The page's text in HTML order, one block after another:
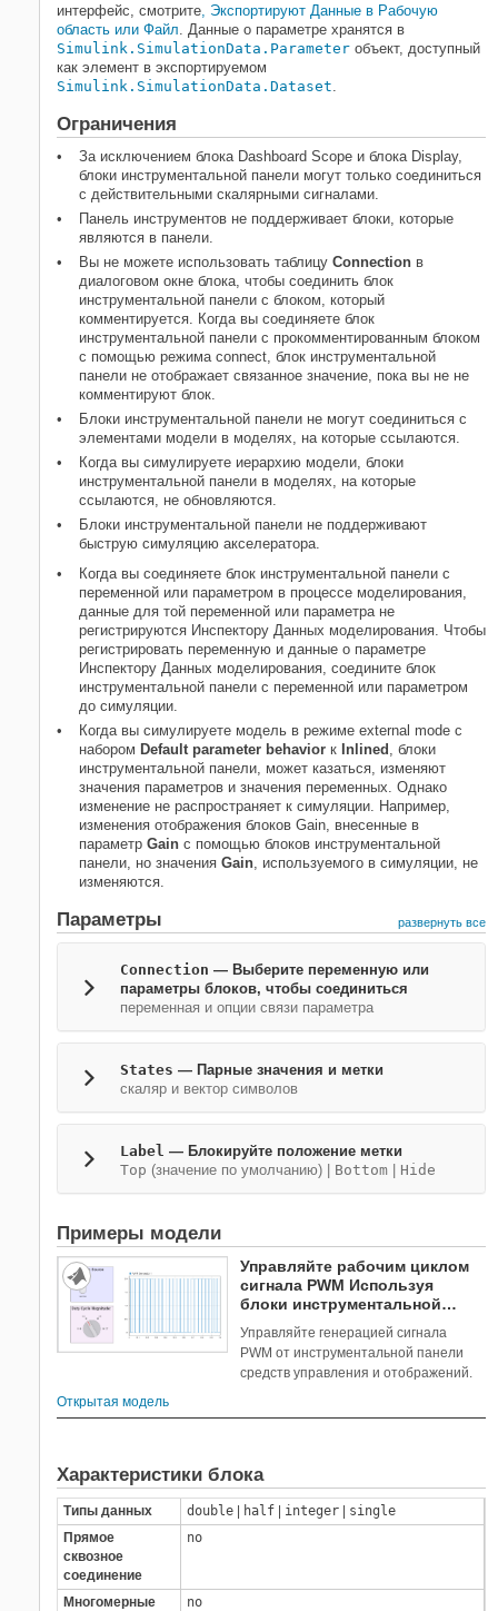
интерфейс, смотрите , Экспортируют Данные в Рабочую
область или Файл . Данные о параметре хранятся в
Simulink.SimulationData.Parameter объект, доступный
как элемент в экспортируемом
Simulink.SimulationData.Dataset
Ограничения
За исключением блока Dashboard Scope и блока Display,
блоки инструментальной панели могут только соединиться
с действительными скалярными сигналами.
Панель инструментов не поддерживает блоки, которые
являются в панели.
Вы не можете использовать таблицу Connection в
диалоговом окне блока, чтобы соединить блок
инструментальной панели с блоком, который
комментируется. Когда вы соединяете блок
инструментальной панели с прокомментированным блоком
с помощью режима connect, блок инструментальной
панели не отображает связанное значение, пока вы не не
комментируют блок.
Блоки инструментальной панели не могут соединиться с
элементами модели в моделях, на которые ссылаются.
Когда вы симулируете иерархию модели, блоки
инструментальной панели в моделях, на которые
ссылаются, не обновляются.
Блоки инструментальной панели не поддерживают
быструю симуляцию акселератора.
Когда вы соединяете блок инструментальной панели с
переменной или параметром в процессе моделирования,
данные для той переменной или параметра не
регистрируются Инспектору Данных моделирования. Чтобы
регистрировать переменную и данные о параметре
Инспектору Данных моделирования, соедините блок
инструментальной панели с переменной или параметром
до симуляции.
Когда вы симулируете модель в режиме external mode с
набором Default parameter behavior к Inlined , блоки
инструментальной панели, может казаться, изменяют
значения параметров и значения переменных. Однако
изменение не распространяет к симуляции. Например,
изменения отображения блоков Gain , внесенные в
параметр Gain с помощью блоков инструментальной
панели, но значения Gain , используемого в симуляции, не
изменяются.
Параметры развернуть все
Connection — Выберите переменную или
параметры блоков, чтобы соединиться
переменная и опции связи параметра
States — Парные значения и метки
скаляр и вектор символов
Label — Блокируйте положение метки
Top (значение по умолчанию) | Bottom | Hide
Примеры модели
Управляйте рабочим циклом
сигнала PWM Используя
блоки инструментальной
панели
Управляйте генерацией сигнала
PWM от инструментальной панели
средств управления и отображений.
Открытая модель
Характеристики блока
Типы данных double | half | integer | single
Прямое
сквозное
соединение
no
Многомерные
no